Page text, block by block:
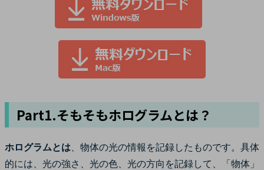
Part1.そもそもホログラムとは？
ホログラムとは 、物体の光の情報を記録したものです。具体
的には、光の強さ、光の色、光の方向を記録して、「物体」